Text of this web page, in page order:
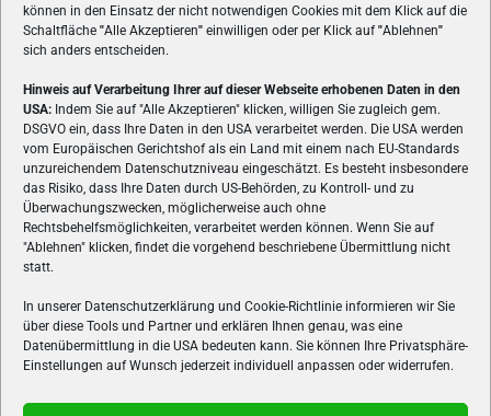
können in den Einsatz der nicht notwendigen Cookies mit dem Klick auf die
Schaltfläche "Alle Akzeptieren" einwilligen oder per Klick auf"Ablehnen"
sich anders entscheiden.
Hinweis auf Verarbeitung Ihrer auf dieser Webseite erhobenen Daten in den
USA: Indem Sie auf "Alle Akzeptieren" klicken, willigen Sie zugleich gem.
DSGVO ein, dass Ihre Daten in den USA verarbeitet werden. Die USA werden
vom Europäischen Gerichtshof als ein Land mit einem nach EU-Standards
unzureichendem Datenschutzniveau eingeschätzt. Es besteht insbesondere
das Risiko, dass Ihre Daten durch US-Behörden, zu Kontroll- und zu
Überwachungszwecken, möglicherweise auch ohne
Rechtsbehelfsmöglichkeiten, verarbeitet werden können. Wenn Sie auf
"Ablehnen" klicken, findet die vorgehend beschriebene Übermittlung nicht
statt.
In unserer Datenschutzerklärung und Cookie-Richtlinie informieren wir Sie
über diese Tools und Partner und erklären Ihnen genau, was eine
Datenübermittlung in die USA bedeuten kann. Sie können Ihre Privatsphäre-
Einstellungen auf Wunsch jederzeit individuell anpassen oder widerrufen.
ÜBER UNS
VON GAMERN, FÜR GAMER! Gamers.at ist das älteste Online-
Spielemagazin Österreichs und bringt täglich aktuelle News,
Reviews und Videos zu PC- und Konsolenspielen, Gaming-
Hardware und aus der Welt des e-Sport's.
FOLGE UNS